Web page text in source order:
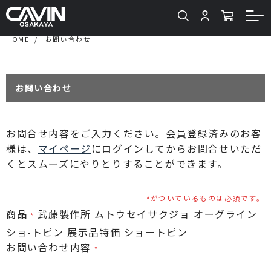
HOME お問い合わせ
お問い合わせ
お問合せ内容をご入力ください。会員登録済みのお客
様は、 マイページ にログインしてからお問合せいただ
くとスムーズにやりとりすることができます。
がついているものは必須です。
商品
武藤製作所 ムトウセイサクジョ オーグライン
ショ-トピン 展示品特価 ショートピン
お問い合わせ内容